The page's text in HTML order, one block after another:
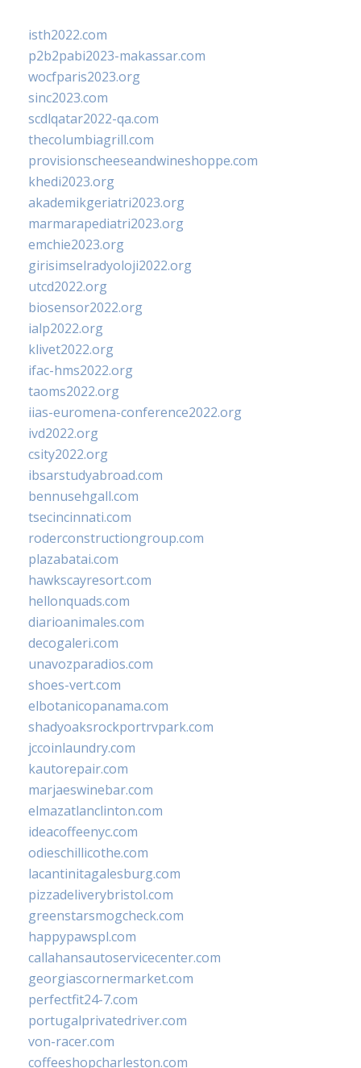
isth2022.com
p2b2pabi2023-makassar.com
wocfparis2023.org
sinc2023.com
scdlqatar2022-qa.com
thecolumbiagrill.com
provisionscheeseandwineshoppe.com
khedi2023.org
akademikgeriatri2023.org
marmarapediatri2023.org
emchie2023.org
girisimselradyoloji2022.org
utcd2022.org
biosensor2022.org
ialp2022.org
klivet2022.org
ifac-hms2022.org
taoms2022.org
iias-euromena-conference2022.org
ivd2022.org
csity2022.org
ibsarstudyabroad.com
bennusehgall.com
tsecincinnati.com
roderconstructiongroup.com
plazabatai.com
hawkscayresort.com
hellonquads.com
diarioanimales.com
decogaleri.com
unavozparadios.com
shoes-vert.com
elbotanicopanama.com
shadyoaksrockportrvpark.com
jccoinlaundry.com
kautorepair.com
marjaeswinebar.com
elmazatlanclinton.com
ideacoffeenyc.com
odieschillicothe.com
lacantinitagalesburg.com
pizzadeliverybristol.com
greenstarsmogcheck.com
happypawspl.com
callahansautoservicecenter.com
georgiascornermarket.com
perfectfit24-7.com
portugalprivatedriver.com
von-racer.com
coffeeshopcharleston.com